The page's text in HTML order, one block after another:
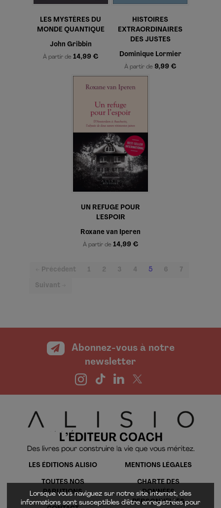
Lorsque vous naviguez sur notre site internet, des
informations sont susceptibles d'être enregistrées pour
LES MYSTÈRES DU
MONDE QUANTIQUE
John Gribbin
À partir de 14,99 €
HISTOIRES
EXTRAORDINAIRES
DES JUSTES
Dominique Lormier
À partir de 9,99 €
UN REFUGE POUR
L'ESPOIR
Roxane van Iperen
À partir de 14,99 €
← Précédent 1 2 3 4 5(current)
6 7
Suivant →
Abonnez-vous à notre
newsletter
LES ÉDITIONS ALISIO
TOUTES NOS
PARUTIONS
MENTIONS LÉGALES
CHARTE DES
DONNÉES
PERSONNELLES